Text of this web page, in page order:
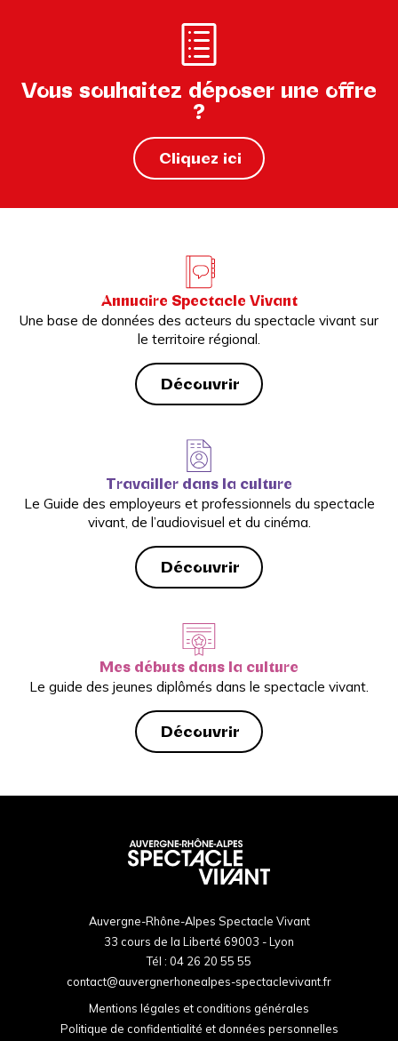
Vous souhaitez déposer une offre
?
Cliquez ici
Annuaire Spectacle Vivant
Une base de données des acteurs du spectacle vivant sur
le territoire régional.
Découvrir
Travailler dans la culture
Le Guide des employeurs et professionnels du spectacle
vivant, de l’audiovisuel et du cinéma.
Découvrir
Mes débuts dans la culture
Le guide des jeunes diplômés dans le spectacle vivant.
Découvrir
Auvergne-Rhône-Alpes Spectacle Vivant
33 cours de la Liberté 69003 - Lyon
Tél : 04 26 20 55 55
contact@auvergnerhonealpes-spectaclevivant.fr
Mentions légales et conditions générales
Politique de confidentialité et données personnelles